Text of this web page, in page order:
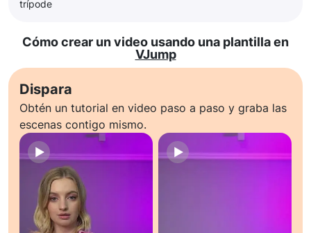
trípode
Cómo crear un video usando una plantilla en
VJump
Dispara
Obtén un tutorial en video paso a paso y graba las
escenas contigo mismo.